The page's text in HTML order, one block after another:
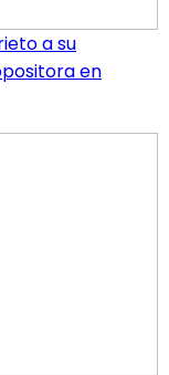
a su
en